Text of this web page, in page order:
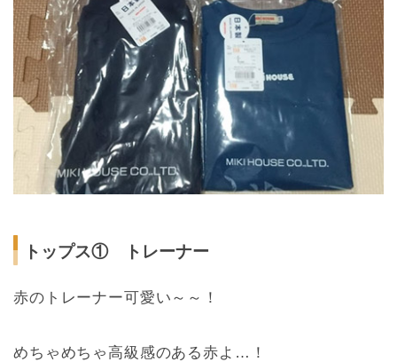
トップス① トレーナー
赤のトレーナー可愛い～～！
めちゃめちゃ高級感のある赤よ…！